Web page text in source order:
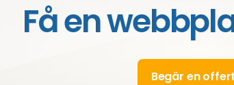
Få en
Begär en offert